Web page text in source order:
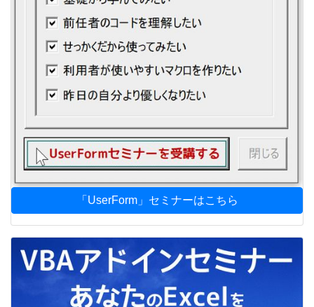
「UserForm」セミナーはこちら